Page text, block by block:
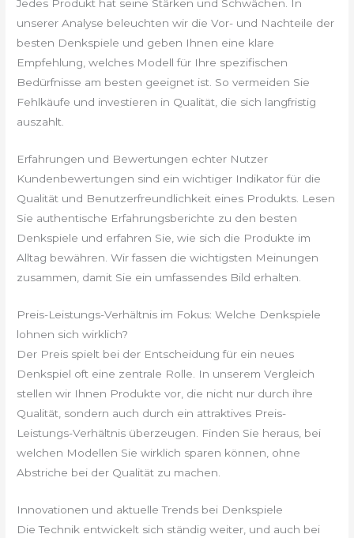
Jedes Produkt hat seine Stärken und Schwächen. In
unserer Analyse beleuchten wir die Vor- und Nachteile der
besten Denkspiele und geben Ihnen eine klare
Empfehlung, welches Modell für Ihre spezifischen
Bedürfnisse am besten geeignet ist. So vermeiden Sie
Fehlkäufe und investieren in Qualität, die sich langfristig
auszahlt.
Erfahrungen und Bewertungen echter Nutzer
Kundenbewertungen sind ein wichtiger Indikator für die
Qualität und Benutzerfreundlichkeit eines Produkts. Lesen
Sie authentische Erfahrungsberichte zu den besten
Denkspiele und erfahren Sie, wie sich die Produkte im
Alltag bewähren. Wir fassen die wichtigsten Meinungen
zusammen, damit Sie ein umfassendes Bild erhalten.
Preis-Leistungs-Verhältnis im Fokus: Welche Denkspiele
lohnen sich wirklich?
Der Preis spielt bei der Entscheidung für ein neues
Denkspiel oft eine zentrale Rolle. In unserem Vergleich
stellen wir Ihnen Produkte vor, die nicht nur durch ihre
Qualität, sondern auch durch ein attraktives Preis-
Leistungs-Verhältnis überzeugen. Finden Sie heraus, bei
welchen Modellen Sie wirklich sparen können, ohne
Abstriche bei der Qualität zu machen.
Innovationen und aktuelle Trends bei Denkspiele
Die Technik entwickelt sich ständig weiter, und auch bei